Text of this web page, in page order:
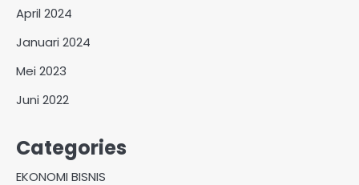
April 2024
Januari 2024
Mei 2023
Juni 2022
Categories
EKONOMI BISNIS